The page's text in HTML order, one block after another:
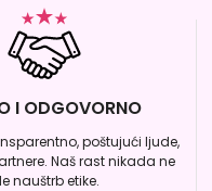
I ODGOVORNO
poštujući ljude,
Naš rast nikada ne
nauštrb etike.